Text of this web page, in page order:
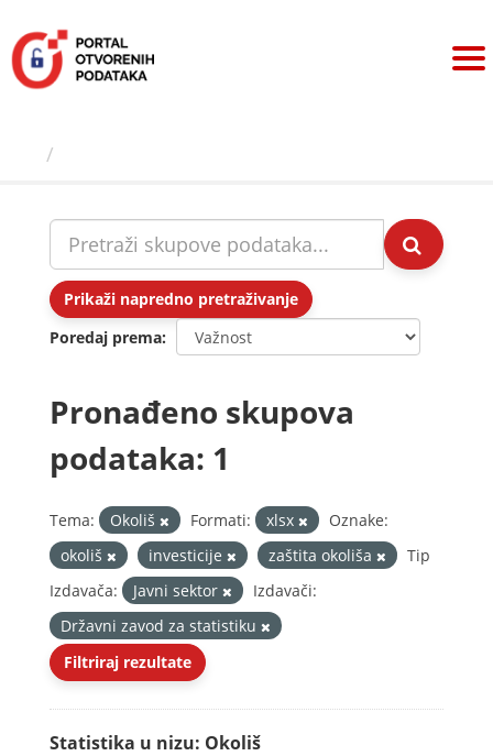
sadržaj
Prikaži napredno pretraživanje
Poredaj prema
Pronađeno skupova
podataka: 1
Tema: Okoliš Formati: xlsx
Oznake:
okoliš
investicije zaštita okoliša
Tip
Izdavača:
Javni sektor
Izdavači:
Državni zavod za statistiku
Filtriraj rezultate
Statistika u nizu: Okoliš